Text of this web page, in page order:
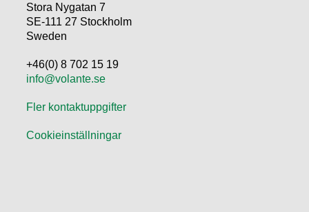
Stora Nygatan 7
SE-111 27 Stockholm
Sweden
+46(0) 8 702 15 19
info@volante.se
Fler kontaktuppgifter
Cookieinställningar